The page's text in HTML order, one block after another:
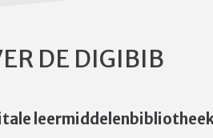
DE DIGIBIB